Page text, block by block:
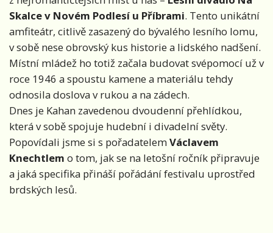
Skalce v Novém Podlesí u Příbrami. Tento unikátní
amfiteátr, citlivě zasazený do bývalého lesního lomu,
v sobě nese obrovský kus historie a lidského nadšení.
Místní mládež ho totiž začala budovat svépomocí už v
roce 1946 a spoustu kamene a materiálu tehdy
odnosila doslova v rukou a na zádech.
Dnes je Kahan zavedenou dvoudenní přehlídkou,
která v sobě spojuje hudební i divadelní světy.
Popovídali jsme si s pořadatelemVáclavem
Knechtlem o tom, jak se na letošní ročník připravuje
a jaká specifika přináší pořádání festivalu uprostřed
brdských lesů.